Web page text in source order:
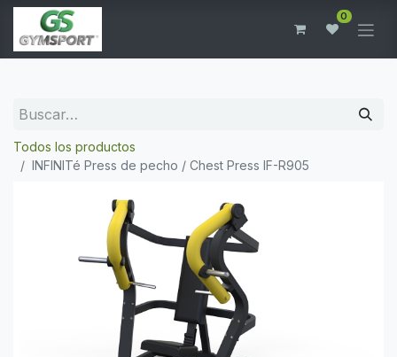
0
Todos los productos
INFINITé Press de pecho / Chest Press IF-R905